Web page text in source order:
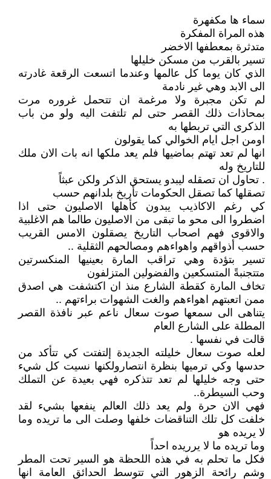
سماء ها مكفهرة
هذه المراة المفكرة
متدثرة بمعطفها الاخضر
تسير بالقرب من مسكن خليلها
الذي كان يوما كل عالمها وعندما اتسعت الرقعة غادرته
الى الابد وهي غير نادمة
لم تكن مجبرة ولا مرغمة ان تتحمل غروره مرت
بمحاذات ذلك القصر حتى لم تلتفت اليه ولو من باب
الذكرى التي تربطها به
اومن اجل ايام الخوالي كما يقولون
انها لم تعد تهتم بماضيها فلم يعد ملكها انه بات الان ملك
للتاريخ وله
. تحاول ان تصقله ليبدو يستحق الذكر ولكن عبثاً
تصقلها كما تصقل الحكومات تأريخ بلدانهم حسب
كي رغم الاكاذيب يبدون كأهلها الاصليون حتى اذا
اضطروا الى محو ما تبقى من الاصليون طالما هم الاغلبية
والاقوى فهم اصحاب التاريخ يصقلون الامس القريب
حسب أذواقهم واهواءهم ومصالحهم الثقلية ..
تسير بتؤدة وهي تراقب المارة بعينيها المنكسرتين
متتجنبةً المتسكعين والفضولين المتزلفون
تخاف المارة كقطة الشارع منذ ان اكتشفت هي اصدق
ممن اتعبتهم اهواءهم والغت الشهوات براءتهم ..
يتناهى الى سمعها صوت سعال ناعم عبر نافذة القصر
المطلة على الشارع العام
قالت في نفسها .
لعله صوت سعال خليلته الجديدة إلتفتت كي تتأكد من
حدسها وكي ترميها بنظرة انتصارولكنها نسيت كل شيء
حتى وجه خليلها لم تعد تتذكره فهي بعيدة عن التملك
وحب السيطرة..
فهي الان حرة ولم يعد ذلك العالم ينفعها بشيء لقد
خلفت كل تلك التناقضات خلفها وصلت الى ما تريده وما
لا يريده هو
وما تريده ما لا يرريده احداً
فكل ما تحلم به في هذه اللحظة هو السير تحت المطر
وشم رائحة الزهور التي تتوسط الحدائق العامة انها